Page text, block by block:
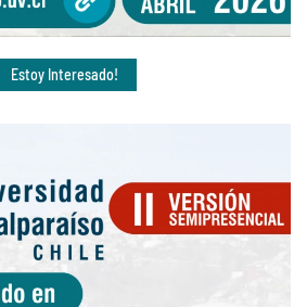
Estoy Interesado!